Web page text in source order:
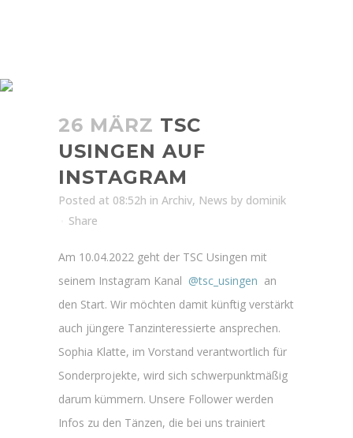
26 MÄRZ TSC
USINGEN AUF
INSTAGRAM
Posted at 08:52h in Archiv, News by dominik
Share
Am 10.04.2022 geht der TSC Usingen mit
seinem Instagram Kanal @tsc_usingen an
den Start. Wir möchten damit künftig verstärkt
auch jüngere Tanzinteressierte ansprechen.
Sophia Klatte, im Vorstand verantwortlich für
Sonderprojekte, wird sich schwerpunktmäßig
darum kümmern. Unsere Follower werden
Infos zu den Tänzen, die bei uns trainiert